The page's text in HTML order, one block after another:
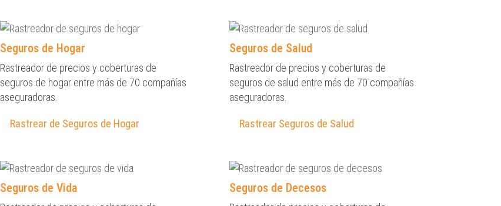
Seguros de Hogar
Rastreador de precios y coberturas de
seguros de hogar entre más de 70 compañías
aseguradoras.
Rastrear de Seguros de Hogar
Seguros de Salud
Rastreador de precios y coberturas de
seguros de salud entre más de 70 compañías
aseguradoras.
Rastrear Seguros de Salud
Seguros de Vida Seguros de Decesos